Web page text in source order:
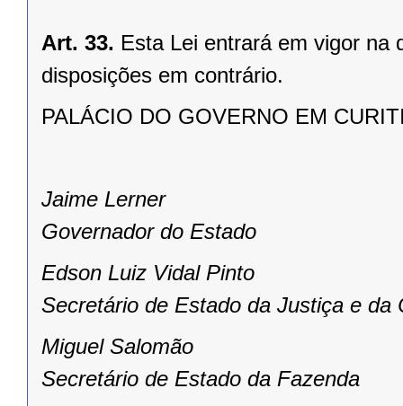
Art. 33. Esta Lei entrará em vigor na
disposições em contrário.
PALÁCIO DO GOVERNO EM
Jaime Lerner
Governador do Estado
Edson Luiz Vidal Pinto
Secretário de Estado da Justiça e da
Miguel Salomão
Secretário de Estado da Fazenda